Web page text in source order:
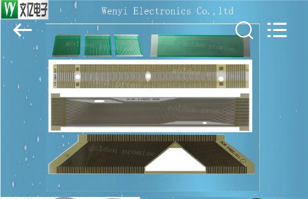
পণ্য
আমাদের
সম্পর্কে
Jinyuanhang
Electronic
Technology
Co.,
Rights
Reserved.